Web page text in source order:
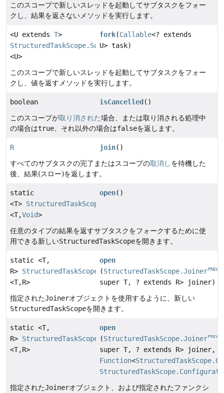
このスコープで新しいスレッドを起動してサブタスクをフォー
クし、結果を返さないメソッドを実行します。
<U extends T>
StructuredTaskScope.SubtaskPREVIEW
<U>
fork(Callable<? extends
U> task)
このスコープで新しいスレッドを起動してサブタスクをフォー
クし、値を返すメソッドを実行します。
boolean isCancelled ()
このスコープが取り消された場合、または取り消される処理中
の場合はtrue 、それ以外の場合はfalseを返します。
R join()
すべてのサブタスクの完了またはスコープの取消しを待機した
後、結果(スロー)を返します。
static
<T> StructuredTaskScope
<T,Void>
open()
任意のタイプの結果を返すサブタスクをフォークするために使
用できる新しいStructuredTaskScopeを開きます。
static <T,
R> StructuredTaskScope PREVIEW
<T,R>
open
(StructuredTaskScope.Joiner
super T, ? extends R> joiner)
指定されたJoinerオブジェクトを使用するように、新しい
StructuredTaskScopeを開きます。
static <T,
R> StructuredTaskScope PREVIEW
<T,R>
open
(StructuredTaskScope.Joiner
super T, ? extends R> joiner,
Function<
指定されたJoinerオブジェクト、および指定されたファンクシ